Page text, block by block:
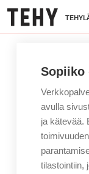
Hyppää
pääsisältöön
Sopiiko
avulla
ja kätevää.
tilastointiin,